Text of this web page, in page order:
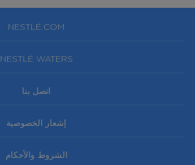
NESTLÉ.COM
NESTLÉ WATERS
اتصل بنا
إشعار الخصوصية
الشروط والأحكام